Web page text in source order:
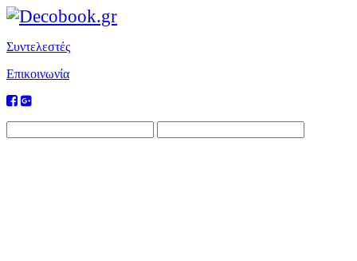
Συντελεστές
Επικοινωνία